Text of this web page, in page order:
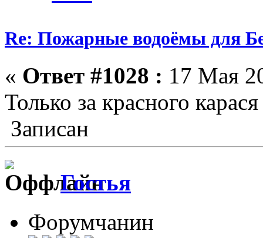
Re: Пожарные водоёмы для
« Ответ #1028 : 17 Мая
Только за красного
Записан
Гостья
Форумчанин